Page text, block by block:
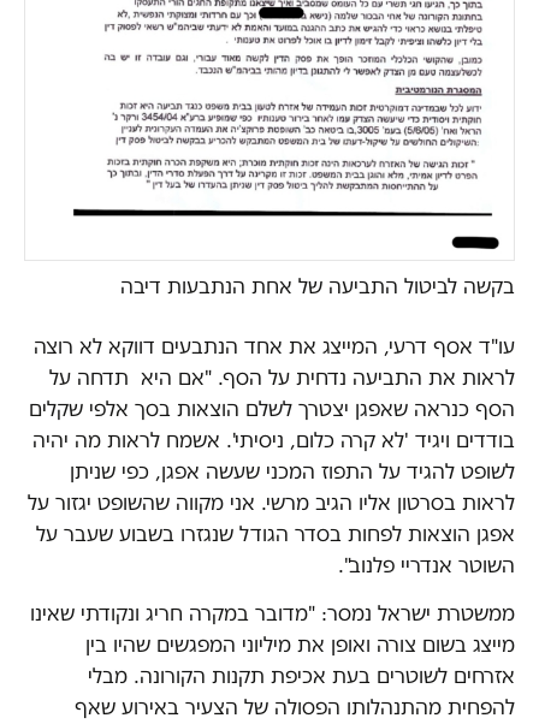
בקשה לביטול התביעה של אחת הנתבעות דיבה
עו"ד אסף דרעי, המייצג את אחד הנתבעים דווקא לא רוצה
לראות את התביעה נדחית על הסף. "אם היא תדחה על
הסף כנראה שאפגן יצטרך לשלם הוצאות בסך אלפי שקלים
בודדים ויגיד 'לא קרה כלום, ניסיתי'. אשמח לראות מה יהיה
לשופט להגיד על התפוז המכני שעשה אפגן, כפי שניתן
לראות בסרטון אליו הגיב מרשי. אני מקווה שהשופט יגזור על
אפגן הוצאות לפחות בסדר הגודל שנגזרו בשבוע שעבר על
השוטר אנדריי פלנוב".
ממשטרת ישראל נמסר: "מדובר במקרה חריג ונקודתי שאינו
מייצג בשום צורה ואופן את מיליוני המפגשים שהיו בין
אזרחים לשוטרים בעת אכיפת תקנות הקורונה. מבלי
להפחית מהתנהלותו הפסולה של הצעיר באירוע שאף